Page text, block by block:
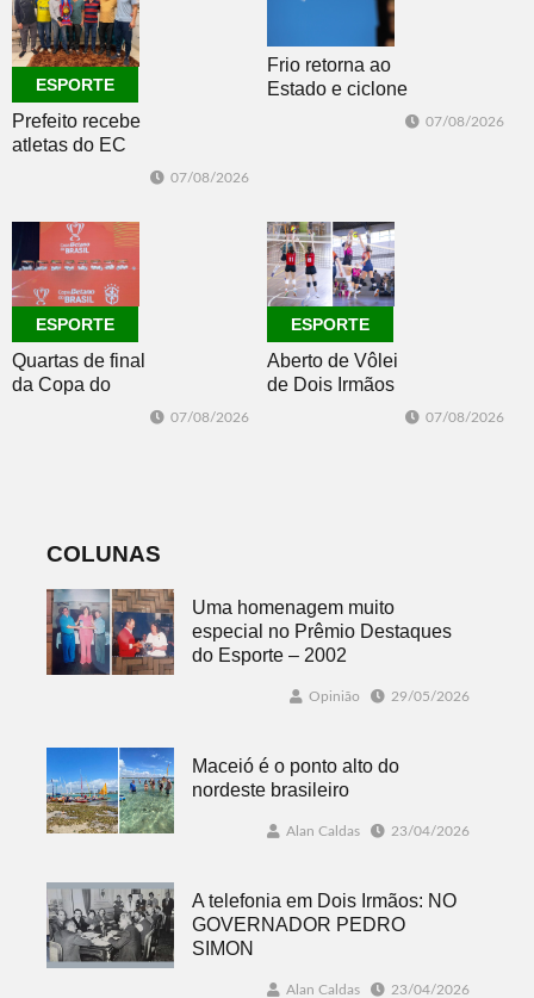
ESPORTE
Prefeito recebe
atletas do EC
Master 65+
07/08/2026
Frio retorna ao
Estado e ciclone
07/08/2026
ESPORTE
Quartas de final
da Copa do
Brasil 2026: veja
07/08/2026
ESPORTE
Aberto de Vôlei
de Dois Irmãos
07/08/2026
COLUNAS
Uma homenagem muito
especial no Prêmio Destaques
do Esporte – 2002
Opinião 29/05/2026
Maceió é o ponto alto do
nordeste brasileiro
Alan Caldas 23/04/2026
A telefonia em Dois Irmãos: NO
GOVERNADOR PEDRO
SIMON
Alan Caldas 23/04/2026